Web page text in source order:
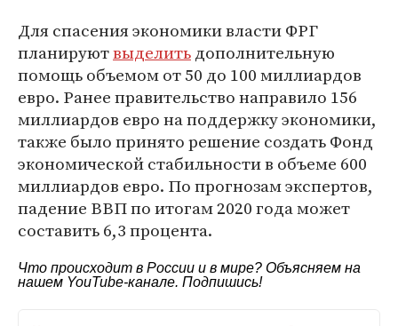
Для спасения экономики власти ФРГ
планируютвыделитьдополнительную
помощь объемом от 50 до 100 миллиардов
евро. Ранее правительство направило 156
миллиардов евро на поддержку экономики,
также было принято решение создать Фонд
экономической стабильности в объеме 600
миллиардов евро. По прогнозам экспертов,
падение ВВП по итогам 2020 года может
составить 6,3 процента.
Что происходит в России и в мире? Объясняем на
нашем YouTube-канале. Подпишись!